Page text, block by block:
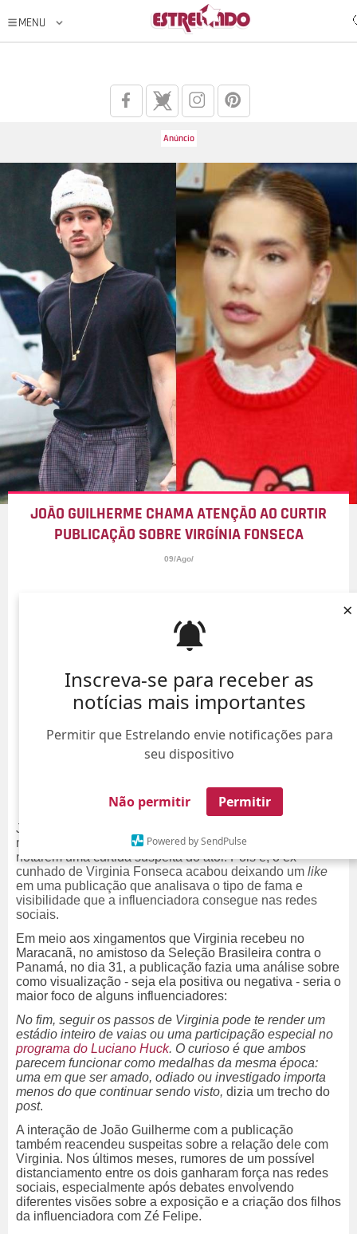
Inscreva-se para receber as
notícias mais importantes
Permitir que Estrelando envie notificações para
seu dispositivo
Não permitir Permitir
Powered by SendPulse
×
JOÃO GUILHERME CHAMA ATENÇÃO AO CURTIR
PUBLICAÇÃO SOBRE VIRGÍNIA FONSECA
09/Ago/
João Guiherme voltou a movimentar as redes sociais na
manhã desta quarta-feira, dia 3, após os internautas
notarem uma curtida suspeita do ator. Pois é, o ex-
cunhado de Virginia Fonseca acabou deixando um like
em uma publicação que analisava o tipo de fama e
visibilidade que a influenciadora consegue nas redes
sociais.
Em meio aos xingamentos que Virginia recebeu no
Maracanã, no amistoso da Seleção Brasileira contra o
Panamá, no dia 31, a publicação fazia uma análise sobre
como visualização - seja ela positiva ou negativa - seria o
maior foco de alguns influenciadores:
No fim, seguir os passos de Virginia pode te render um
estádio inteiro de vaias ou uma participação especial no
programa do Luciano Huck. O curioso é que ambos
parecem funcionar como medalhas da mesma época:
uma em que ser amado, odiado ou investigado importa
menos do que continuar sendo visto, dizia um trecho do
post.
A interação de João Guilherme com a publicação
também reacendeu suspeitas sobre a relação dele com
Virginia. Nos últimos meses, rumores de um possível
distanciamento entre os dois ganharam força nas redes
sociais, especialmente após debates envolvendo
diferentes visões sobre a exposição e a criação dos filhos
da influenciadora com Zé Felipe.